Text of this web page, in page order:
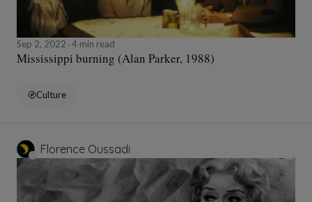
Sep 2, 2022 4 min read
Mississippi burning (Alan Parker, 1988)
Culture
Florence Oussadi